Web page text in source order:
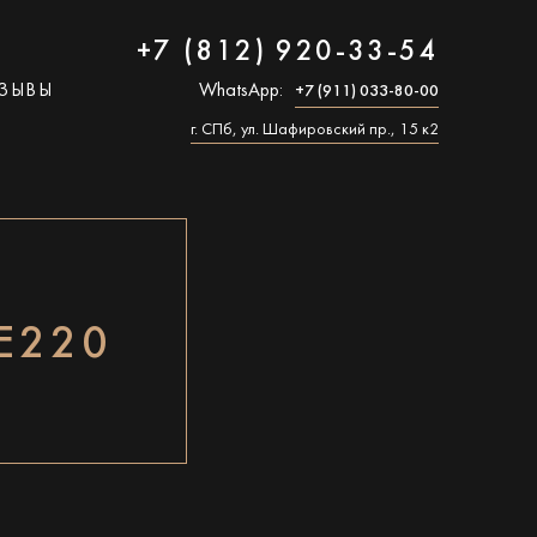
+7 (812) 920-33-54
WhatsApp: +7 (911) 033-80-00
г. СПб, ул. Шафировский пр., 15 к2